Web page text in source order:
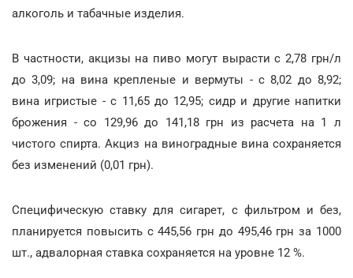
алкоголь и табачные изделия.
В частности, акцизы на пиво могут вырасти с 2,78 грн/л
до 3,09; на вина крепленые и вермуты - с 8,02 до 8,92;
вина игристые - с 11,65 до 12,95; сидр и другие напитки
брожения - со 129,96 до 141,18 грн из расчета на 1 л
чистого спирта. Акциз на виноградные вина сохраняется
без изменений (0,01 грн).
Специфическую ставку для сигарет, с фильтром и без,
планируется повысить с 445,56 грн до 495,46 грн за 1000
шт., адвалорная ставка сохраняется на уровне 12 %.